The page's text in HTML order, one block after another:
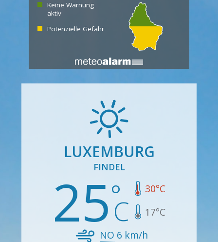
Keine Warnung
aktiv
Potenzielle Gefahr
LUXEMBURG
FINDEL
25 30°C
17°C
NO 6 km/h